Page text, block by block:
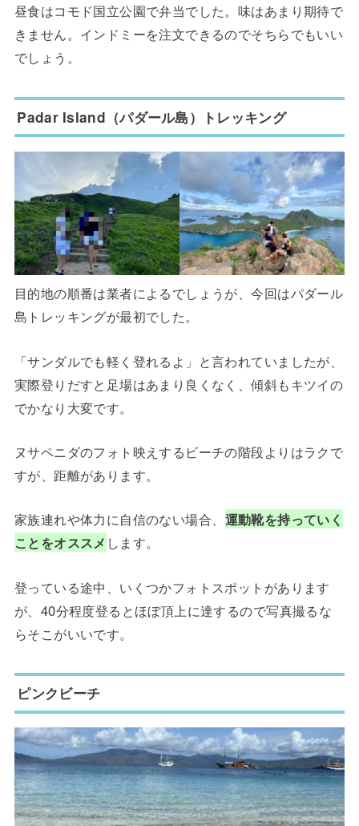
昼食はコモド国立公園で弁当でした。味はあまり期待で
きません。インドミーを注文できるのでそちらでもいい
でしょう。
Padar Island（パダール島）トレッキング
目的地の順番は業者によるでしょうが、今回はパダール
島トレッキングが最初でした。
「サンダルでも軽く登れるよ」と言われていましたが、
実際登りだすと足場はあまり良くなく、傾斜もキツイの
でかなり大変です。
ヌサペニダのフォト映えするビーチの階段よりはラクで
すが、距離があります。
家族連れや体力に自信のない場合、 運動靴を持っていく
ことをオススメ します。
登っている途中、いくつかフォトスポットがあります
が、40分程度登るとほぼ頂上に達するので写真撮るな
らそこがいいです。
ピンクビーチ